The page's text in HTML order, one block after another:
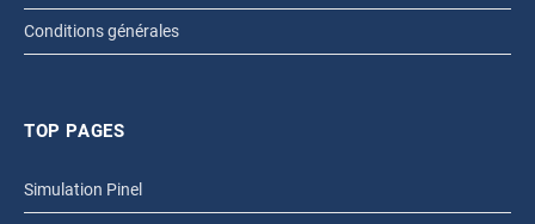
Conditions générales
TOP PAGES
Simulation Pinel